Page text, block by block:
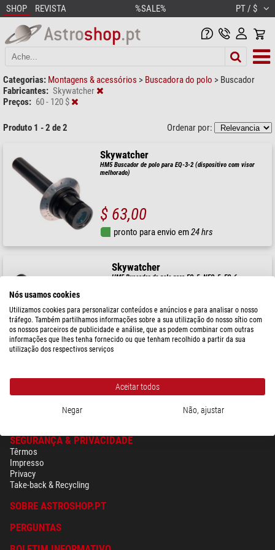
SHOP REVISTA %SALE% PT / $
Categorias: Montagens & acessórios > Buscadora do polo > Buscador
Fabricantes: Skywatcher
Preços: 60 - 120 $
Produto 1 - 2 de 2 Ordenar por:
Skywatcher
HM5 Buscador de polo para EQ-3-2 (dispositivo com visor
melhorado)
$ 63,00
pronto para envio em24 hrs
Skywatcher
HM5 Buscador de polo para EQ-5, NEQ-5, EQ-6
$ 63,00
SEGURANÇA & PRIVACIDADE
Têrmos
Impresso
Privacy
Take-back & Recycling
SOBRE ASTROSHOP.PT
PERGUNTAS
Nós usamos cookies
Utilizamos cookies para personalizar conteúdos e anúncios e para analisar o nosso
tráfego. Também partilhamos informações sobre a sua utilização do nosso sítio com
os nossos parceiros de publicidade e análise, que as podem combinar com outras
informações que lhes tenha fornecido ou que tenham recolhido a partir da sua
utilização dos respectivos serviços
Aceitar todos
Negar Não, ajustar